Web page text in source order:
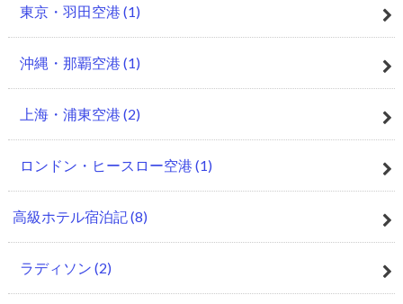
東京・羽田空港 (1)
沖縄・那覇空港 (1)
上海・浦東空港 (2)
ロンドン・ヒースロー空港 (1)
高級ホテル宿泊記(8)
ラディソン (2)